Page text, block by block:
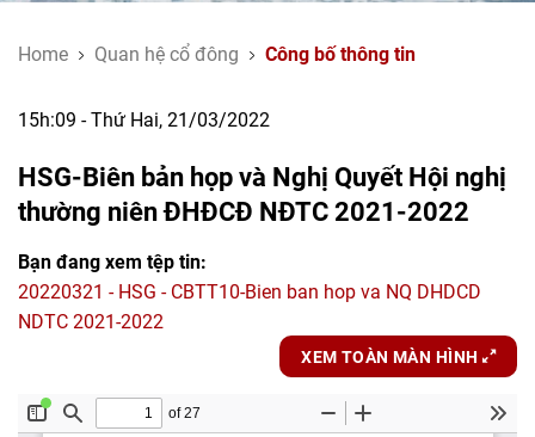
Home Quan hệ cổ đông Công bố thông tin
15h:09 - Thứ Hai, 21/03/2022
HSG-Biên bản họp và Nghị Quyết Hội nghị
thường niên ĐHĐCĐ NĐTC 2021-2022
Bạn đang xem tệp tin:
20220321 - HSG - CBTT10-Bien ban hop va NQ DHDCD
NDTC 2021-2022
XEM TOÀN MÀN HÌNH